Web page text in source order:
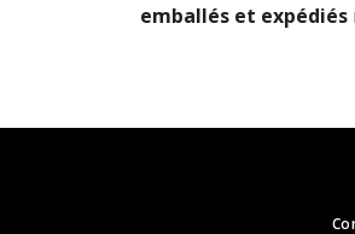
emballés et expédiés